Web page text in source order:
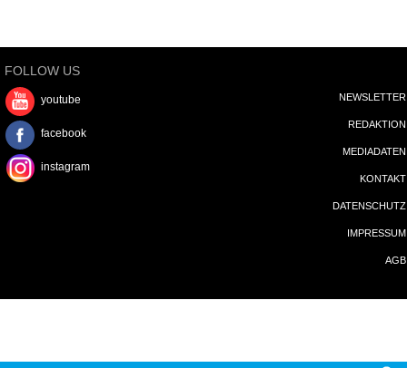
FOLLOW US
youtube
facebook
instagram
NEWSLETTER
REDAKTION
MEDIADATEN
KONTAKT
DATENSCHUTZ
IMPRESSUM
AGB